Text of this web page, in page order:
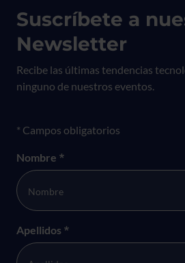
Suscríbete a
Newsletter
Recibe las últimas tendencias
ninguno de nuestros eventos.
Formulario newsletter
* Campos obligatorios
Nombre *
Apellidos *